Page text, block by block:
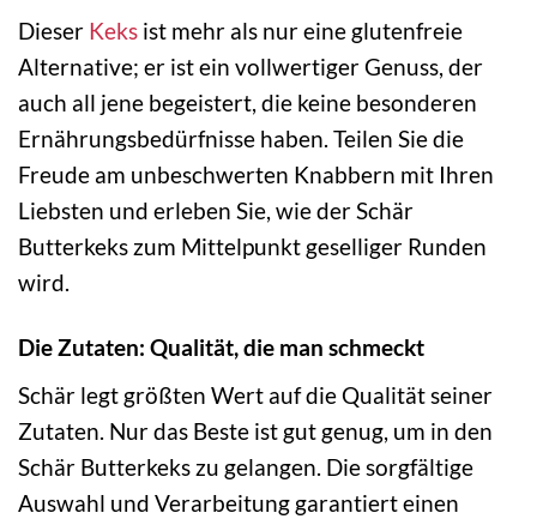
Dieser Keks ist mehr als nur eine glutenfreie
Alternative; er ist ein vollwertiger Genuss, der
auch all jene begeistert, die keine besonderen
Ernährungsbedürfnisse haben. Teilen Sie die
Freude am unbeschwerten Knabbern mit Ihren
Liebsten und erleben Sie, wie der Schär
Butterkeks zum Mittelpunkt geselliger Runden
wird.
Die Zutaten: Qualität, die man schmeckt
Schär legt größten Wert auf die Qualität seiner
Zutaten. Nur das Beste ist gut genug, um in den
Schär Butterkeks zu gelangen. Die sorgfältige
Auswahl und Verarbeitung garantiert einen